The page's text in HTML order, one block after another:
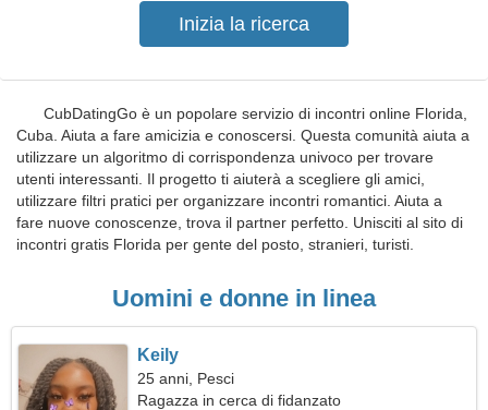
CubDatingGo è un popolare servizio di incontri online Florida,
Cuba. Aiuta a fare amicizia e conoscersi. Questa comunità aiuta a
utilizzare un algoritmo di corrispondenza univoco per trovare
utenti interessanti. Il progetto ti aiuterà a scegliere gli amici,
utilizzare filtri pratici per organizzare incontri romantici. Aiuta a
fare nuove conoscenze, trova il partner perfetto. Unisciti al sito di
incontri gratis Florida per gente del posto, stranieri, turisti.
Uomini e donne in linea
Keily
25 anni, Pesci
Ragazza in cerca di fidanzato